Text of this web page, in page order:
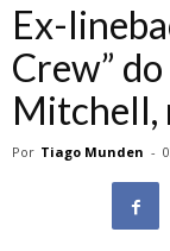
Ex-
Crew”
Mitchell,
Por Tiago Munden -